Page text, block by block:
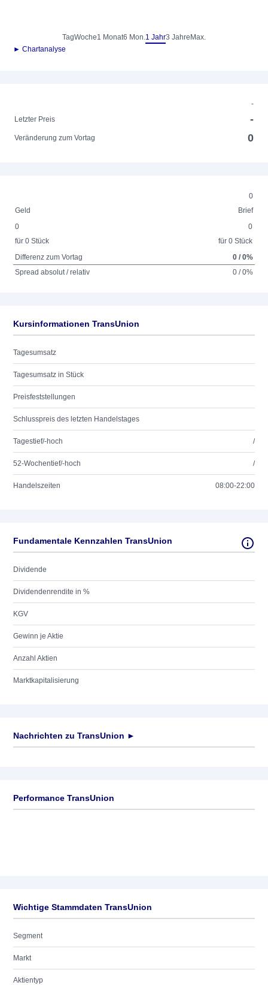
TagWoche1 Monat6 Mon.1 Jahr3 Jahre Max.
► Chartanalyse
-
Letzter Preis
-
Veränderung zum Vortag 0
0
Geld
Brief
0
für 0 Stück
0
für 0 Stück
Differenz zum Vortag
0 / 0%
Spread absolut / relativ
0 / 0%
Kursinformationen TransUnion
Tagesumsatz
Tagesumsatz in Stück
Preisfeststellungen
Schlusspreis des letzten Handelstages
Tagestief/-hoch /
52-Wochentief/-hoch /
Handelszeiten 08:00-22:00
Fundamentale Kennzahlen TransUnion
Dividende
Dividendenrendite in %
KGV
Gewinn je Aktie
Anzahl Aktien
Marktkapitalisierung
Nachrichten zu TransUnion ►
Performance TransUnion
Wichtige Stammdaten TransUnion
Segment
Markt
Aktientyp